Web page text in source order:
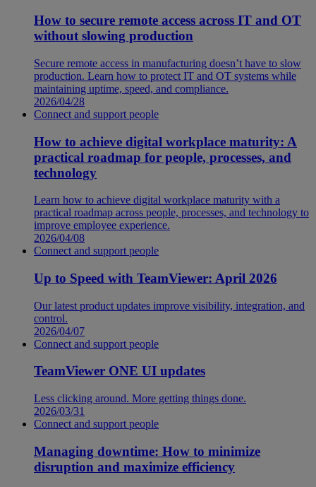
How to secure remote access across IT and OT
without slowing production
Secure remote access in manufacturing doesn’t have to slow
production. Learn how to protect IT and OT systems while
maintaining uptime, speed, and compliance.
2026/04/28
Connect and support people
How to achieve digital workplace maturity: A
practical roadmap for people, processes, and
technology
Learn how to achieve digital workplace maturity with a
practical roadmap across people, processes, and technology to
improve employee experience.
2026/04/08
Connect and support people
Up to Speed with TeamViewer: April 2026
Our latest product updates improve visibility, integration, and
control.
2026/04/07
Connect and support people
TeamViewer ONE UI updates
Less clicking around. More getting things done.
2026/03/31
Connect and support people
Managing downtime: How to minimize
disruption and maximize efficiency